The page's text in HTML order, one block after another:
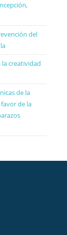
del
creatividad
de la
de la